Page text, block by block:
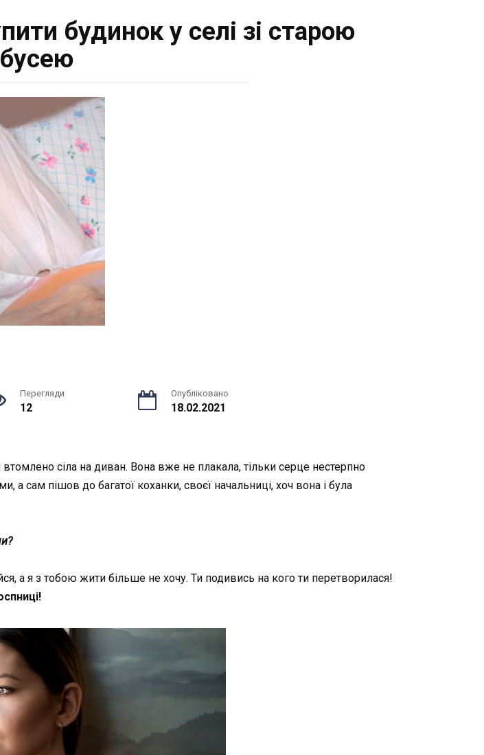
будинок у селі зі старою
Перегляди
12
Опубліковано
18.02.2021
втомлено сіла на диван. Вона вже не плакала, тільки серце нестерпно
а сам пішов до багатої коханки, своєї начальниці, хоч вона і була
а я з тобою жити більше не хочу. Ти подивись на кого ти перетворилася!